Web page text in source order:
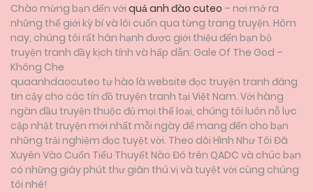
Chào mừng bạn đến với quả anh đào cuteo – nơi mở ra
những thế giới kỳ bí và lôi cuốn qua từng trang truyện. Hôm
nay, chúng tôi rất hân hạnh được giới thiệu đến bạn bộ
truyện tranh đầy kịch tính và hấp dẫn: Gale Of The God –
Không Che
quaanhdaocuteo tự hào là website đọc truyện tranh đáng
tin cậy cho các tín đồ truyện tranh tại Việt Nam. Với hàng
ngàn đầu truyện thuộc đủ mọi thể loại, chúng tôi luôn nỗ lực
cập nhật truyện mới nhất mỗi ngày để mang đến cho bạn
những trải nghiệm đọc tuyệt vời. Theo dõi Hình Như Tôi Đã
Xuyên Vào Cuốn Tiểu Thuyết Nào Đó trên QADC và chúc bạn
có những giây phút thư giãn thú vị và tuyệt vời cùng chúng
tôi nhé!